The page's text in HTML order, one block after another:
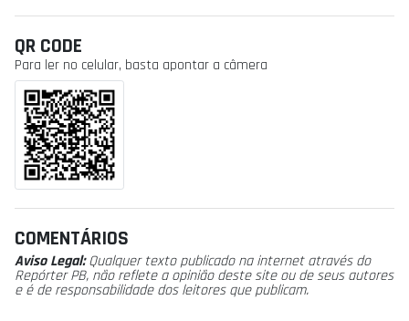
QR CODE
Para ler no celular, basta apontar a câmera
COMENTÁRIOS
Aviso Legal:Qualquer texto publicado na internet através do
Repórter PB, não reflete a opinião deste site ou de seus autores
e é de responsabilidade dos leitores que publicam.